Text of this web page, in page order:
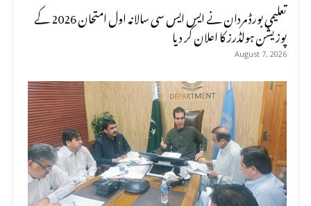
تعلیمی بورڈ مردان نے ایس ایس سی سالانہ اول امتحان 2026 کے
پوزیشن ہولڈرز کا اعلان کر دیا
August 7, 2026